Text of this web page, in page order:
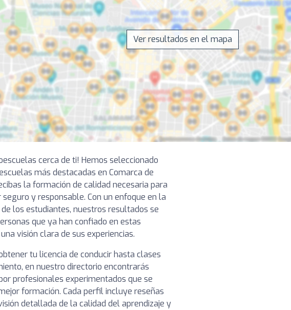
Ver resultados en el mapa
cerca de ti! Hemos seleccionado
más destacadas en Comarca de
la formación de calidad necesaria para
y responsable. Con un enfoque en la
los estudiantes, nuestros resultados se
que ya han confiado en estas
visión clara de sus experiencias.
tu licencia de conducir hasta clases
en nuestro directorio encontrarás
profesionales experimentados que se
formación. Cada perfil incluye reseñas
detallada de la calidad del aprendizaje y